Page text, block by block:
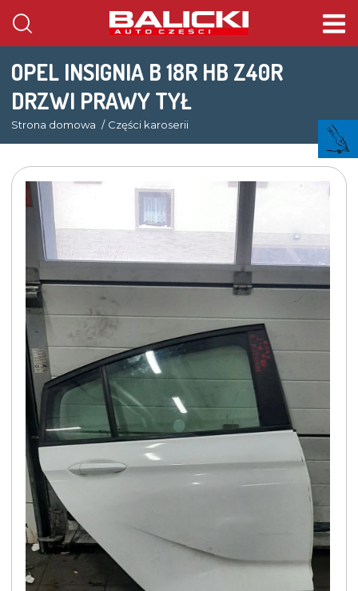
OPEL INSIGNIA B 18R HB Z40R
DRZWI PRAWY TYŁ
Strona domowa Części karoserii